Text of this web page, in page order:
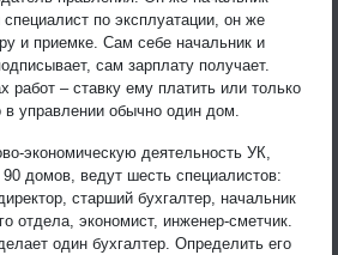
по эксплуатации, он же
и приемке. Сам себе начальник и
сам зарплату получает.
работ – ставку ему платить или только
управлении обычно один дом.
экономическую деятельность УК,
домов, ведут шесть специалистов:
старший бухгалтер, начальник
отдела, экономист, инженер-сметчик.
один бухгалтер. Определить его